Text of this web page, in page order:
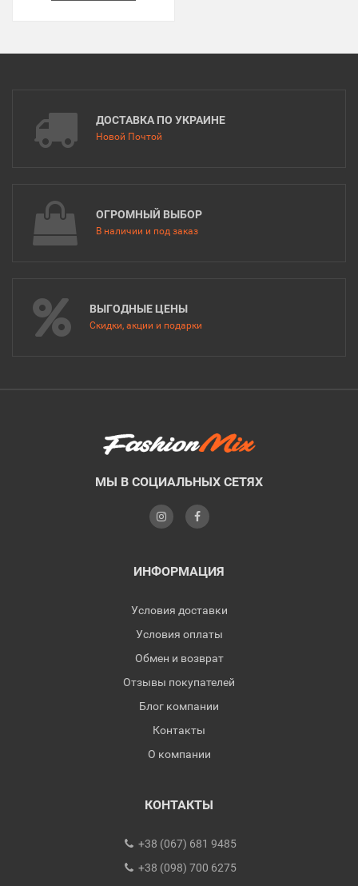
ДОСТАВКА ПО УКРАИНЕ
Новой Почтой
ОГРОМНЫЙ ВЫБОР
В наличии и под заказ
ВЫГОДНЫЕ ЦЕНЫ
Скидки, акции и подарки
МЫ В СОЦИАЛЬНЫХ СЕТЯХ
ИНФОРМАЦИЯ
Условия доставки
Условия оплаты
Обмен и возврат
Отзывы покупателей
Блог компании
Контакты
О компании
КОНТАКТЫ
+38 (067) 681 9485
+38 (098) 700 6275